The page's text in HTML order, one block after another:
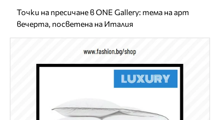
Точки на пресичане в ONE Gallery: тема на арт
вечерта, посветена на Италия